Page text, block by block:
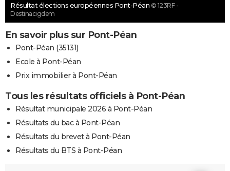
Résultat élections européennes Pont-Péan © 123RF -
Destinacigdem
En savoir plus sur Pont-Péan
Pont-Péan (35131)
Ecole à Pont-Péan
Prix immobilier à Pont-Péan
Tous les résultats officiels à Pont-Péan
Résultat municipale 2026 à Pont-Péan
Résultats du bac à Pont-Péan
Résultats du brevet à Pont-Péan
Résultats du BTS à Pont-Péan